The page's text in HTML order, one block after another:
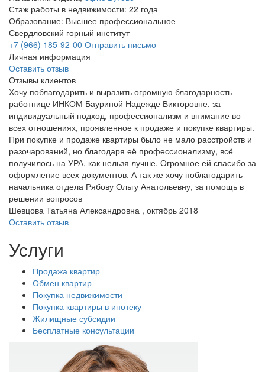
Стаж работы в недвижимости: 22 года
Образование: Высшее профессиональное
Свердловский горный институт
+7 (966) 185-92-00 Отправить письмо
Личная информация
Оставить отзыв
Отзывы клиентов
Хочу поблагодарить и выразить огромную благодарность
работнице ИНКОМ Бауриной Надежде Викторовне, за
индивидуальный подход, профессионализм и внимание во
всех отношениях, проявленное к продаже и покупке квартиры.
При покупке и продаже квартиры было не мало расстройств и
разочарований, но благодаря её профессионализму, всё
получилось на УРА, как нельзя лучше. Огромное ей спасибо за
оформление всех документов. А так же хочу поблагодарить
начальника отдела Рябову Ольгу Анатольевну, за помощь в
решении вопросов
Шевцова Татьяна Александровна , октябрь 2018
Оставить отзыв
Услуги
Продажа квартир
Обмен квартир
Покупка недвижимости
Покупка квартиры в ипотеку
Жилищные субсидии
Бесплатные консультации